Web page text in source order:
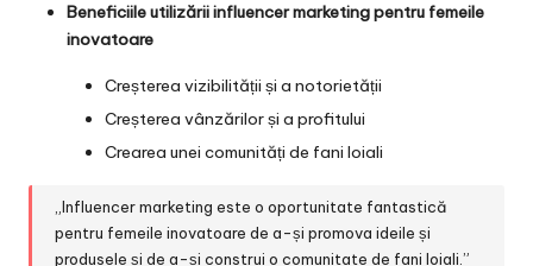
Beneficiile utilizării influencer marketing pentru femeile
inovatoare
Creșterea vizibilității și a notorietății
Creșterea vânzărilor și a profitului
Crearea unei comunități de fani loiali
„Influencer marketing este o oportunitate fantastică
pentru femeile inovatoare de a-și promova ideile și
produsele și de a-și construi o comunitate de fani loiali.”